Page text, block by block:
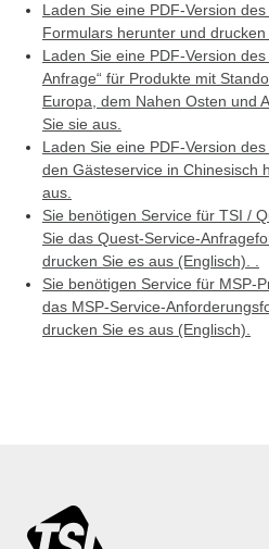
Laden Sie eine PDF-Version
Formulars herunter und drucken
Laden Sie eine PDF-Version
Anfrage“ für Produkte mit
Europa, dem Nahen Osten und
Sie sie aus.
Laden Sie eine PDF-Version
den Gästeservice in Chinesisch
aus.
Sie benötigen Service für TSI /
Sie das Quest-Service-
drucken Sie es aus (Englisch). .
Sie benötigen Service für MSP-
das MSP-Service-
drucken Sie es aus (Englisch).